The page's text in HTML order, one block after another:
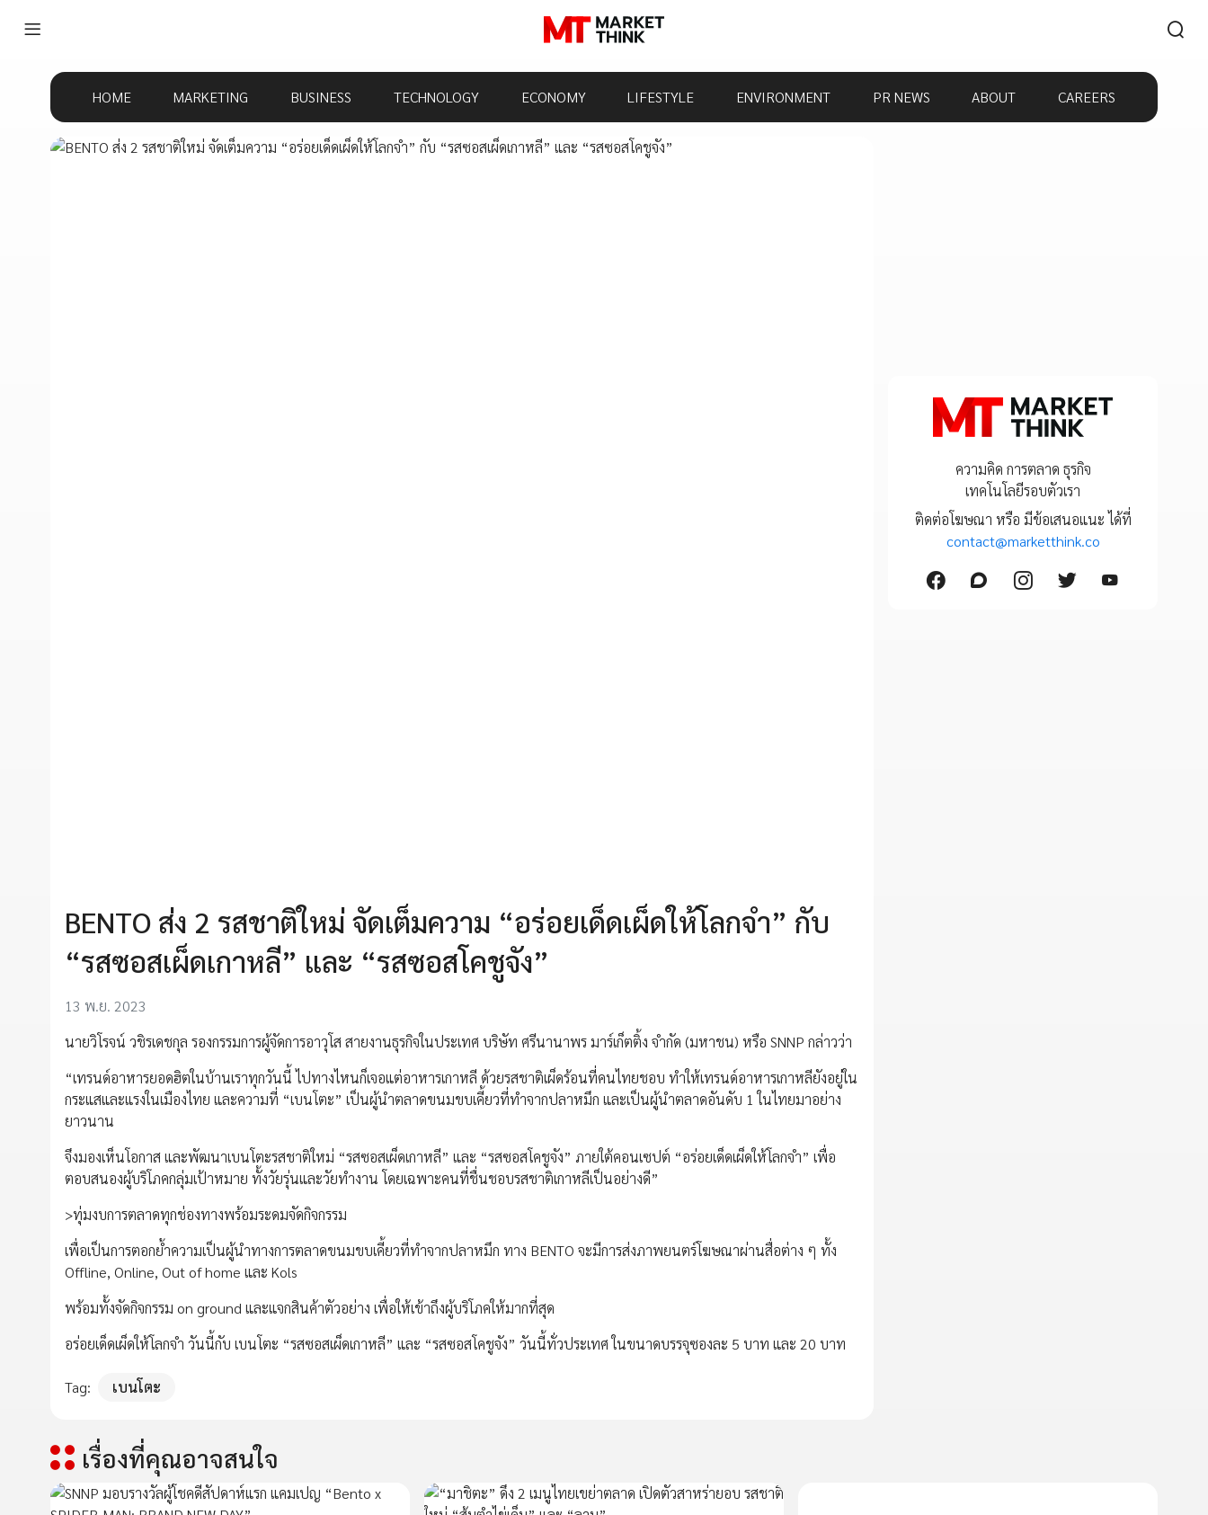
HOME MARKETING BUSINESS TECHNOLOGY ECONOMY LIFESTYLE ENVIRONMENT PR NEWS ABOUT CAREERS
BENTO ส่ง 2 รสชาติใหม่ จัดเต็มความ “อร่อยเด็ดเผ็ดให้โลกจำ” กับ
“รสซอสเผ็ดเกาหลี” และ “รสซอสโคชูจัง”
13 พ.ย. 2023
นายวิโรจน์ วชิรเดชกุล รองกรรมการผู้จัดการอาวุโส สายงานธุรกิจในประเทศ บริษัท ศรีนานาพร มาร์เก็ตติ้ง จำกัด (มหาชน) หรือ SNNP กล่าวว่า
“เทรนด์อาหารยอดฮิตในบ้านเราทุกวันนี้ ไปทางไหนก็เจอแต่อาหารเกาหลี ด้วยรสชาติเผ็ดร้อนที่คนไทยชอบ ทำให้เทรนด์อาหารเกาหลียังอยู่ใน
กระแสและแรงในเมืองไทย และความที่ “เบนโตะ” เป็นผู้นำตลาดขนมขบเคี้ยวที่ทำจากปลาหมึก และเป็นผู้นำตลาดอันดับ 1 ในไทยมาอย่าง
ยาวนาน
จึงมองเห็นโอกาส และพัฒนาเบนโตะรสชาติใหม่ “รสซอสเผ็ดเกาหลี” และ “รสซอสโคชูจัง” ภายใต้คอนเซปต์ “อร่อยเด็ดเผ็ดให้โลกจำ” เพื่อ
ตอบสนองผู้บริโภคกลุ่มเป้าหมาย ทั้งวัยรุ่นและวัยทำงาน โดยเฉพาะคนที่ชื่นชอบรสชาติเกาหลีเป็นอย่างดี”
>ทุ่มงบการตลาดทุกช่องทางพร้อมระดมจัดกิจกรรม
เพื่อเป็นการตอกย้ำความเป็นผู้นำทางการตลาดขนมขบเคี้ยวที่ทำจากปลาหมึก ทาง BENTO จะมีการส่งภาพยนตร์โฆษณาผ่านสื่อต่าง ๆ ทั้ง
Offline, Online, Out of home และ Kols
พร้อมทั้งจัดกิจกรรม on ground และแจกสินค้าตัวอย่าง เพื่อให้เข้าถึงผู้บริโภคให้มากที่สุด
อร่อยเด็ดเผ็ดให้โลกจำ วันนี้กับ เบนโตะ “รสซอสเผ็ดเกาหลี” และ “รสซอสโคชูจัง” วันนี้ทั่วประเทศ ในขนาดบรรจุซองละ 5 บาท และ 20 บาท
Tag: เบนโตะ
ความคิด การตลาด ธุรกิจ
เทคโนโลยีรอบตัวเรา
ติดต่อโฆษณา หรือ มีข้อเสนอแนะ ได้ที่
contact@marketthink.co
เรื่องที่คุณอาจสนใจ